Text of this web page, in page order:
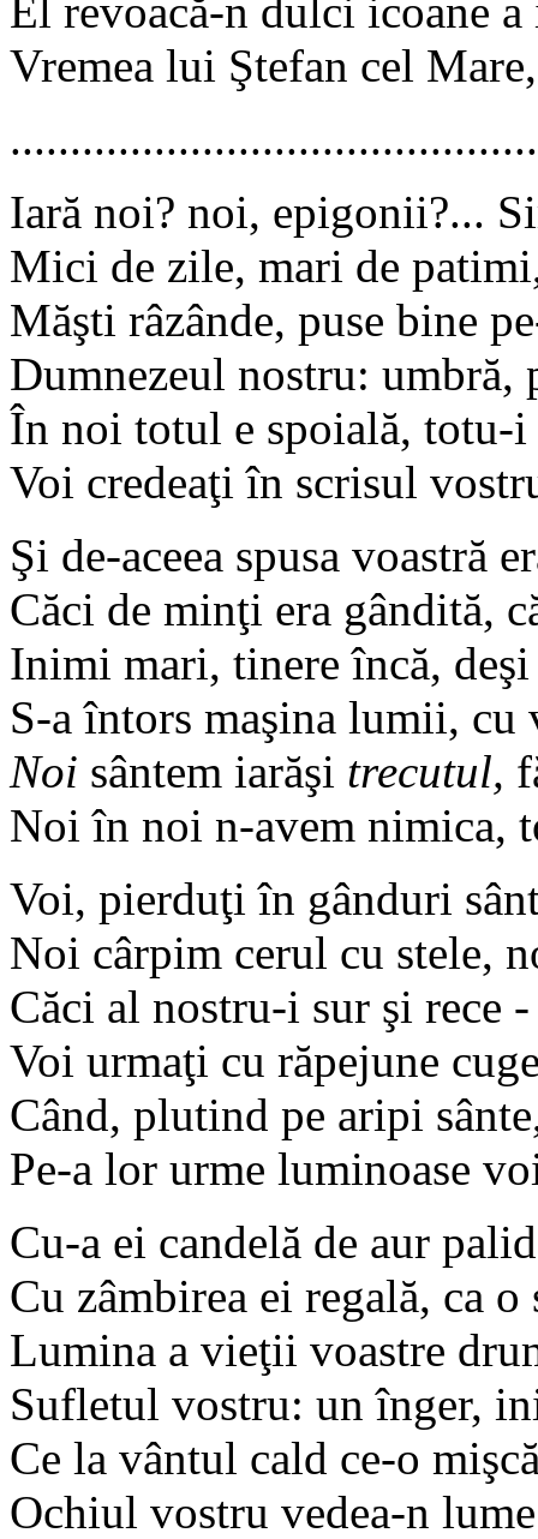
El revoacă-n dulci icoane
Vremea lui Ştefan cel
............................................
Iară noi? noi, epigonii?...
Mici de zile, mari de
Măşti râzânde, puse bine
Dumnezeul nostru: umbră,
În noi totul e spoială, totu-i
Voi credeaţi în scrisul
Şi de-aceea spusa voastră
Căci de minţi era gândită,
Inimi mari, tinere încă,
S-a întors maşina lumii,
Noi sântem iarăşi trecutul,
Noi în noi n-avem nimica,
Voi, pierduţi în gânduri
Noi cârpim cerul cu stele,
Căci al nostru-i sur şi rece
Voi urmaţi cu răpejune
Când, plutind pe aripi
Pe-a lor urme luminoase
Cu-a ei candelă de aur
Cu zâmbirea ei regală, ca o
Lumina a vieţii voastre
Sufletul vostru: un înger,
Ce la vântul cald ce-o
Ochiul vostru vedea-n